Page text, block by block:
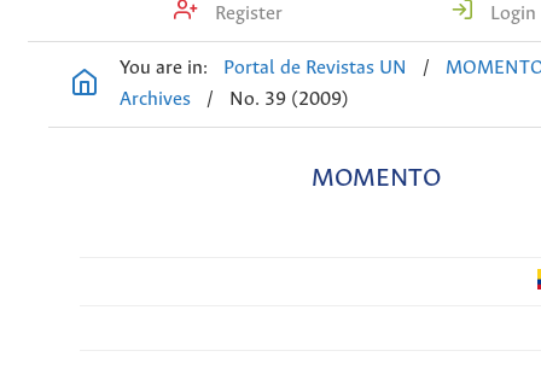
Register Login
You are in: Portal de Revistas UN /
Archives
/ No. 39 (2009)
MOMENTO